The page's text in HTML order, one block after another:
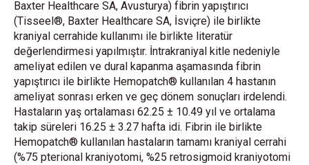
Baxter Healthcare SA, Avusturya) fibrin yapıştırıcı
(Tisseel®, Baxter Healthcare SA, İsviçre) ile birlikte
kraniyal cerrahide kullanımı ile birlikte literatür
değerlendirmesi yapılmıştır. İntrakraniyal kitle nedeniyle
ameliyat edilen ve dural kapanma aşamasında fibrin
yapıştırıcı ile birlikte Hemopatch® kullanılan 4 hastanın
ameliyat sonrası erken ve geç dönem sonuçları irdelendi.
Hastaların yaş ortalaması 62.25 ± 10.49 yıl ve ortalama
takip süreleri 16.25 ± 3.27 hafta idi. Fibrin ile birlikte
Hemopatch® kullanılan hastaların tamamı kraniyal cerrahi
(%75 pterional kraniyotomi, %25 retrosigmoid kraniyotomi